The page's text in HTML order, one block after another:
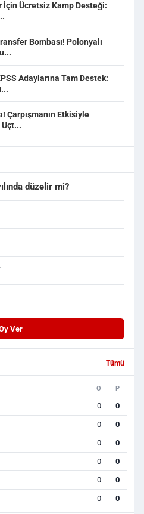
İçin Ücretsiz Kamp Desteği:
Bombası! Polonyalı
Adaylarına Tam Destek:
Çarpışmanın Etkisiyle
düzelir mi?
Ver
Tümü
O P
0 0
0 0
0 0
0 0
0 0
0 0